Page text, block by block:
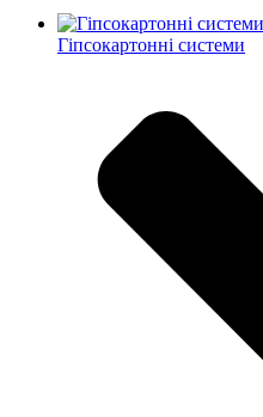
Гіпсокартонні системи